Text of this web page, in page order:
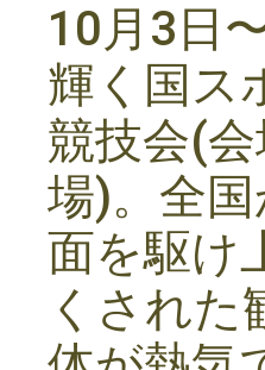
10月3日
輝く国ス
競技会(
場)。全
面を駆け
くされた